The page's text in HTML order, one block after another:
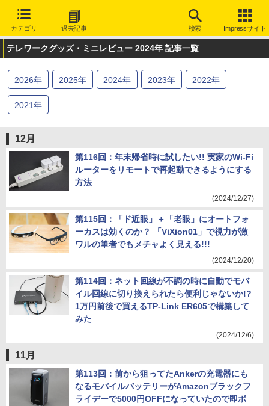
カテゴリ 過去記事 検索 Impressサイト
テレワークグッズ・ミニレビュー 2024年 記事一覧
2026年 2025年 2024年 2023年 2022年
2021年
12月
第116回：年末帰省時に試したい!! 実家のWi-Fi
ルーターをリモートで再起動できるようにする
方法
(2024/12/27)
第115回：「ド近眼」＋「老眼」にオートフォ
ーカスは効くのか？ 「ViXion01」で視力が激
ワルの筆者でもメチャよく見える!!!
(2024/12/20)
第114回：ネット回線が不調の時に自動でモバ
イル回線に切り換えられたら便利じゃないか!?
1万円前後で買えるTP-Link ER605で構築して
みた
(2024/12/6)
11月
第113回：前から狙ってたAnkerの充電器にも
なるモバイルバッテリーがAmazonブラックフ
ライデーで5000円OFFになっていたので即ポ